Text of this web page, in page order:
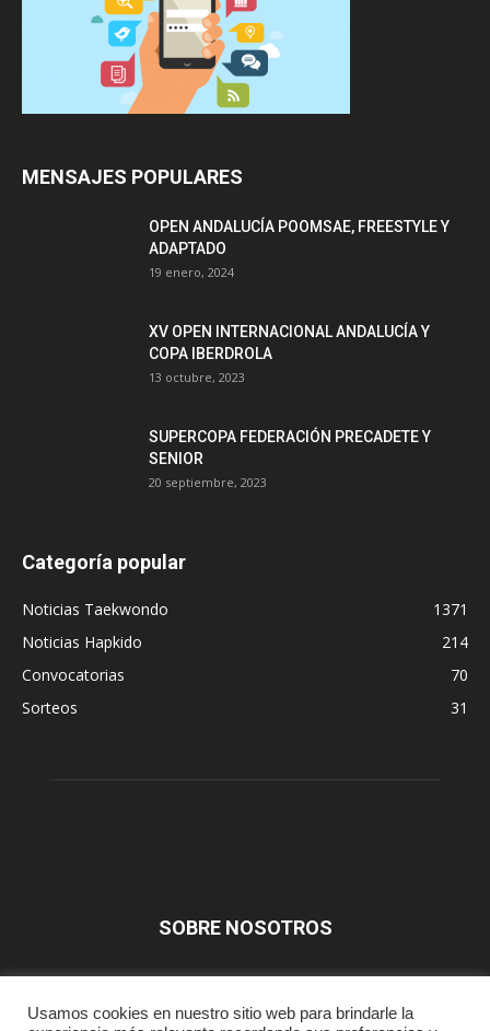
MENSAJES POPULARES
OPEN ANDALUCÍA POOMSAE, FREESTYLE Y
ADAPTADO
19 enero, 2024
XV OPEN INTERNACIONAL ANDALUCÍA Y
COPA IBERDROLA
13 octubre, 2023
SUPERCOPA FEDERACIÓN PRECADETE Y
SENIOR
20 septiembre, 2023
Categoría popular
Noticias Taekwondo
1371
Noticias Hapkido
214
Convocatorias
70
Sorteos
31
SOBRE NOSOTROS
SÍGUENOS
Usamos cookies en nuestro sitio web para brindarle la